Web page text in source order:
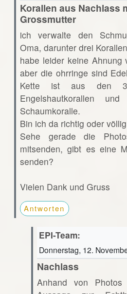
Korallen aus Nachlass
Grossmutter
ich verwalte den
Oma, darunter drei
habe leider keine Ahnung
aber die ohrringe sind
Kette ist aus den
Engelshautkorallen
Schaumkoralle.
Bin ich da richtig oder
Sehe gerade die
mitsenden, gibt es eine
senden?
Vielen Dank und Gruss
Antworten
EPI-Team:
Donnerstag, 12.
Nachlass
Anhand von